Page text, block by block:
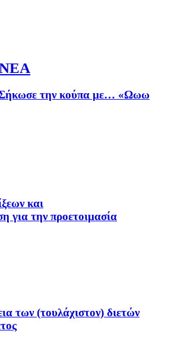
Σήκωσε την κούπα με… «Ωωω
και
για την προετοιμασία
των (τουλάχιστον) διετών